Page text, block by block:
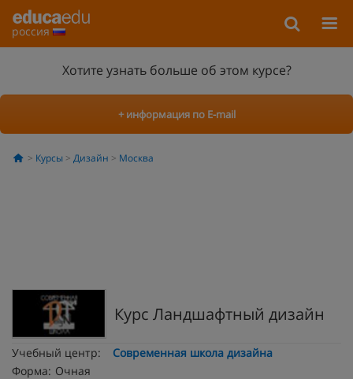
россия
Хотите узнать больше об этом курсе?
+ информация по E-mail
Курсы Дизайн Москва
Курс Ландшафтный дизайн
Учебный центр:
Современная школа дизайна
Форма: Очная